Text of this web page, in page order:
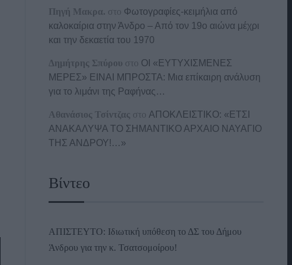
Πηγή Μακρα. στο Φωτογραφίες-κειμήλια από
καλοκαίρια στην Άνδρο – Από τον 19ο αιώνα μέχρι
και την δεκαετία του 1970
Δημήτρης Σπύρου στο ΟΙ «ΕΥΤΥΧΙΣΜΕΝΕΣ
ΜΕΡΕΣ» ΕΙΝΑΙ ΜΠΡΟΣΤΑ: Μια επίκαιρη ανάλυση
για το λιμάνι της Ραφήνας…
Αθανάσιος Τσίντζας στο ΑΠΟΚΛΕΙΣΤΙΚΟ: «ΕΤΣΙ
ΑΝΑΚΑΛΥΨΑ ΤΟ ΣΗΜΑΝΤΙΚΟ ΑΡΧΑΙΟ ΝΑΥΑΓΙΟ
ΤΗΣ ΑΝΔΡΟΥ!…»
Βίντεο
ΑΠΙΣΤΕΥΤΟ: Ιδιωτική υπόθεση το ΔΣ του Δήμου
Άνδρου για την κ. Τσατσομοίρου!